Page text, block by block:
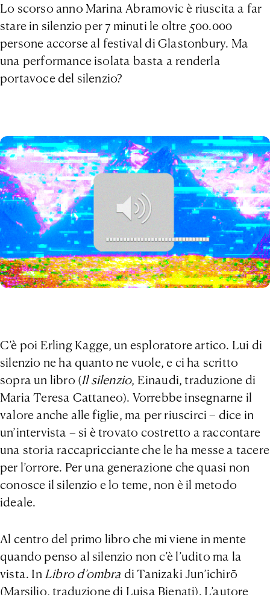
Lo scorso anno Marina Abramovic è riuscita a far
stare in silenzio per 7 minuti le oltre 500.000
persone accorse al festival di Glastonbury. Ma
una performance isolata basta a renderla
portavoce del silenzio?
C’è poi Erling Kagge, un esploratore artico. Lui di
silenzio ne ha quanto ne vuole, e ci ha scritto
sopra un libro (Il silenzio, Einaudi, traduzione di
Maria Teresa Cattaneo). Vorrebbe insegnarne il
valore anche alle figlie, ma per riuscirci – dice in
un’intervista – si è trovato costretto a raccontare
una storia raccapricciante che le ha messe a tacere
per l’orrore. Per una generazione che quasi non
conosce il silenzio e lo teme, non è il metodo
ideale.
Al centro del primo libro che mi viene in mente
quando penso al silenzio non c’è l’udito ma la
vista. In Libro d’ombra di Tanizaki Jun’ichirō
(Marsilio, traduzione di Luisa Bienati). L’autore